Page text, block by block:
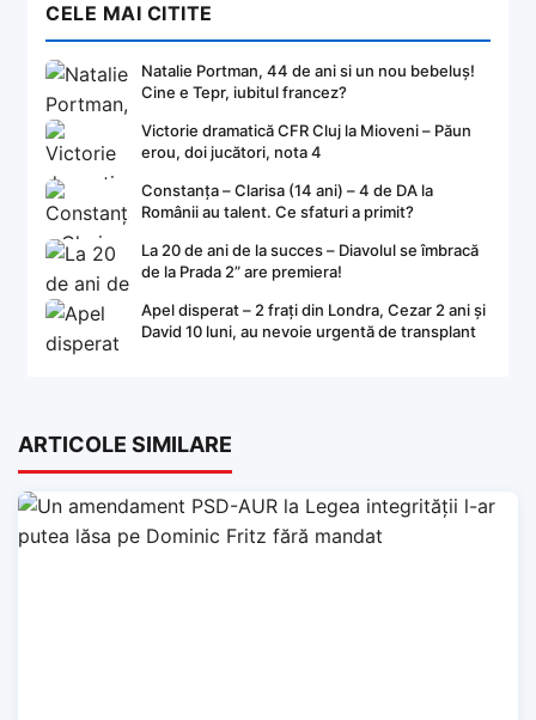
CELE MAI CITITE
Natalie Portman, 44 de ani si un nou bebeluș!
Cine e Tepr, iubitul francez?
Victorie dramatică CFR Cluj la Mioveni – Păun
erou, doi jucători, nota 4
Constanța – Clarisa (14 ani) – 4 de DA la
Românii au talent. Ce sfaturi a primit?
La 20 de ani de la succes – Diavolul se îmbracă
de la Prada 2” are premiera!
Apel disperat – 2 frați din Londra, Cezar 2 ani și
David 10 luni, au nevoie urgentă de transplant
ARTICOLE SIMILARE